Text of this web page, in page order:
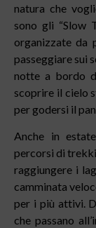
natura che
sono gli “Slow
organizzate da
passeggiare sui
notte a bordo
scoprire il cielo
per godersi il
Anche in
percorsi di
raggiungere i
camminata
per i più attivi.
che passano